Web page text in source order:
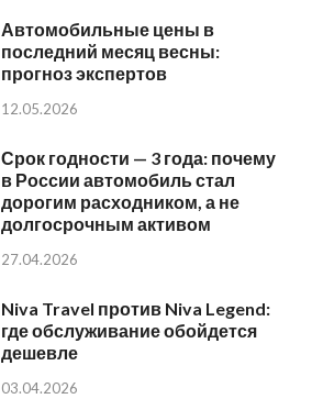
Автомобильные цены в
последний месяц весны:
прогноз экспертов
12.05.2026
Срок годности — 3 года: почему
в России автомобиль стал
дорогим расходником, а не
долгосрочным активом
27.04.2026
Niva Travel против Niva Legend:
где обслуживание обойдется
дешевле
03.04.2026